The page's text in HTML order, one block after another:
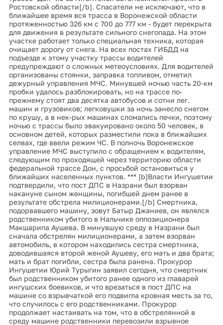
Ростовской области[/b]. Спасатели не исключают, что в
ближайшее время вся трасса в Воронежской области
протяженностью 326 км с 700 до 777 км - будет перекрыта
для движения в результате сильного снегопада. На этом
участке работает только специальная техника, которая
очищает дорогу от снега. На всех постах ГИБДД на
подъезде к этому участку трассы водителей
предупреждают о сложных метеоусловиях. Для водителей
организованы стоянки, заправка топливом, отметил
дежурный управления МЧС. Минувшей ночью часть 20-км
пробки удалось разблокировать, но на трассе по-
прежнему стоят два десятка автобусов и сотни лег.
машин и грузовиков; легковушки за ночь занесло снегом
по крушу, а в нек-рых машинах сломались печки, поэтому
ночью с трассы было эвакуировано около 50 человек, в
основном детей, которых разместили пока в ближайших
селвах, где ввели режим ЧС. В полночь Воронежское
управление МЧС выступило с обращением к водителям,
следующим по проходящей через территорию области
федеральной трассе Дон, с просьбой остановиться у
ближайших населенных пунктов. *** [b]Власти Ингушетии
подтвердили, что пост ДПС в Назрани был взорван
накануне сыном женщины, погибшей днем ранее в
результате обстрела милиционерами.[/b] Смертника,
подорвавшего машину, зовут Батыр Джаниев, он являлся
родственником убитого в Нальчике оппозиционера
Макшарипа Аушева. В минувшую среду в Назрани был
сначала обстрелян милиционерами, а затем взорван
автомобиль, в котором находились сестра смертника,
доводившаяся второй женой Аушеву, его мать и два брата;
мать и брат погибли, сестра была ранена. Прокурор
Ингушетии Юрий Турыгин заявил сегодня, что смертник
был родственником убитого ранее одного из главарей
ингушских боевиков, и что врезаться в пост ДПС на
машине со взрывчаткой его подвигла кровная месть за то,
что случилось с его родственниками. Прокурор
продолжает настаивать на том, что в обстрелянной в
среду машине родственники перевозили взрывное